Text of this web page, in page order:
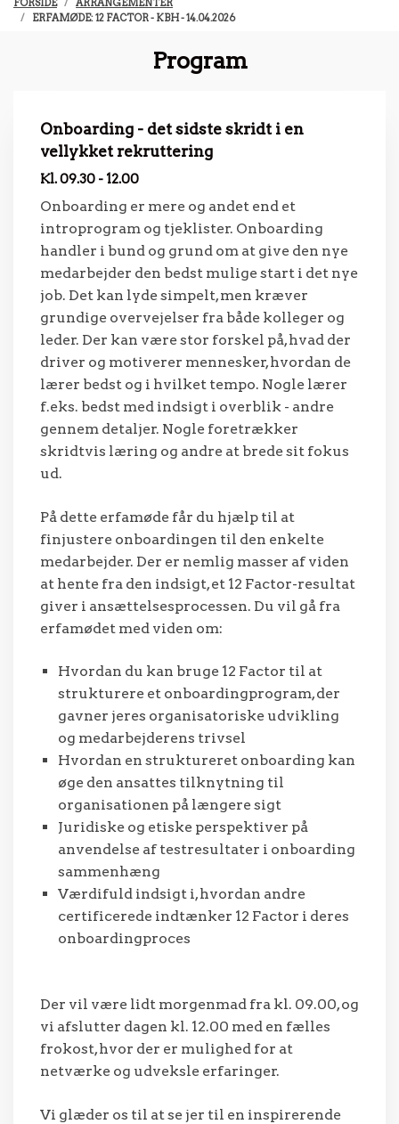
FORSIDE
ARRANGEMENTER
ERFAMØDE: 12 FACTOR - KBH - 14.04.2026
Program
Onboarding - det sidste skridt i en
vellykket rekruttering
Kl. 09.30 - 12.00
Onboarding er mere og andet end et
introprogram og tjeklister. Onboarding
handler i bund og grund om at give den nye
medarbejder den bedst mulige start i det nye
job. Det kan lyde simpelt, men kræver
grundige overvejelser fra både kolleger og
leder. Der kan være stor forskel på, hvad der
driver og motiverer mennesker, hvordan de
lærer bedst og i hvilket tempo. Nogle lærer
f.eks. bedst med indsigt i overblik - andre
gennem detaljer. Nogle foretrækker
skridtvis læring og andre at brede sit fokus
ud.
På dette erfamøde får du hjælp til at
finjustere onboardingen til den enkelte
medarbejder. Der er nemlig masser af viden
at hente fra den indsigt, et 12 Factor-resultat
giver i ansættelsesprocessen. Du vil gå fra
erfamødet med viden om:
Hvordan du kan bruge 12 Factor til at
strukturere et onboardingprogram, der
gavner jeres organisatoriske udvikling
og medarbejderens trivsel
Hvordan en struktureret onboarding kan
øge den ansattes tilknytning til
organisationen på længere sigt
Juridiske og etiske perspektiver på
anvendelse af testresultater i onboarding
sammenhæng
Værdifuld indsigt i, hvordan andre
certificerede indtænker 12 Factor i deres
onboardingproces
Der vil være lidt morgenmad fra kl. 09.00, og
vi afslutter dagen kl. 12.00 med en fælles
frokost, hvor der er mulighed for at
netværke og udveksle erfaringer.
Vi glæder os til at se jer til en inspirerende